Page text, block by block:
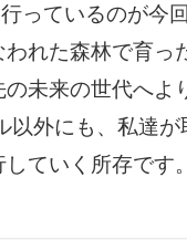
っているのが今
れた森林で育っ
未来の世代へよ
外にも、私達
ていく所存です。